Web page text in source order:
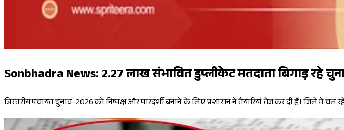
Sonbhadra News: 2.27 लाख संभावित डुप्लीकेट मतदाता बिगाड़ रहे
त्रिस्तरीय पंचायत चुनाव-2026 को निष्पक्ष और पारदर्शी बनाने के लिए प्रशासन ने तैयारियां तेज कर दी हैं। जिले